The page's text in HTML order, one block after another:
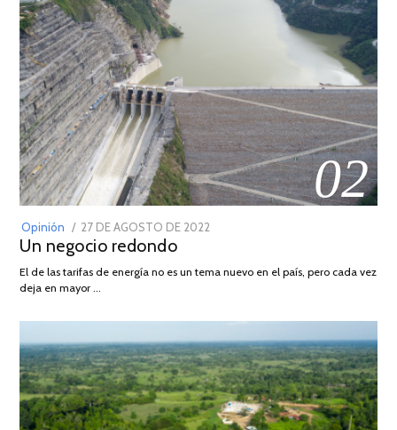
02
Opinión
POSTED
ON
27 DE AGOSTO DE 2022
DE
Un negocio redondo
El de las tarifas de energía no es un tema nuevo en el país, pero cada vez
deja en mayor …